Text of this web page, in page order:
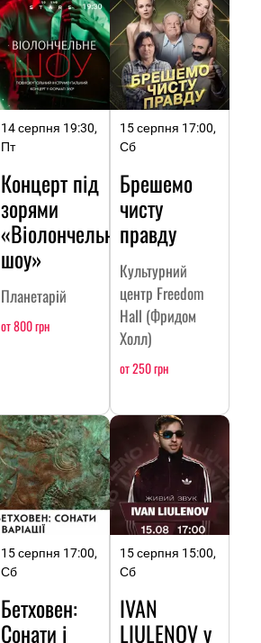
14 серпня 19:30,
Пт
Концерт під
зорями
«Віолончельне
шоу»
Планетарій
от 800 грн
15 серпня 17:00,
Сб
Брешемо
чисту
правду
Культурний
центр Freedom
Hall (Фридом
Холл)
от 250 грн
15 серпня 17:00,
Сб
Бетховен:
Сонати і
15 серпня 15:00,
Сб
IVAN
LIULENOV у